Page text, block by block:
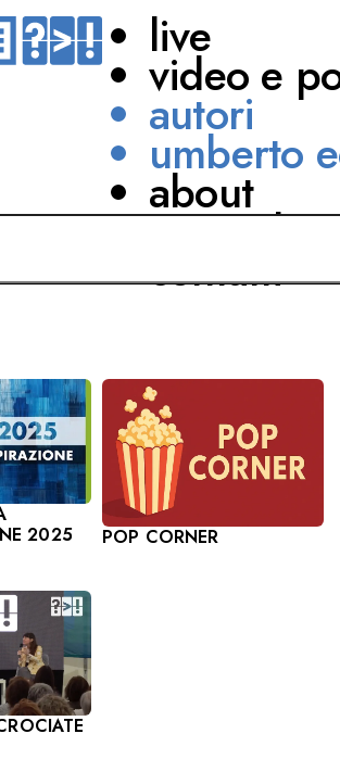
live
video e
autori
umberto
about
network
contatti
Andrea Amadio
(Libriconlefragole)
2025
POP CORNER